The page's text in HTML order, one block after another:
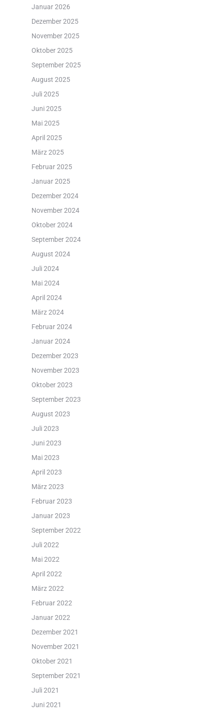
Januar 2026
Dezember 2025
November 2025
Oktober 2025
September 2025
August 2025
Juli 2025
Juni 2025
Mai 2025
April 2025
März 2025
Februar 2025
Januar 2025
Dezember 2024
November 2024
Oktober 2024
September 2024
August 2024
Juli 2024
Mai 2024
April 2024
März 2024
Februar 2024
Januar 2024
Dezember 2023
November 2023
Oktober 2023
September 2023
August 2023
Juli 2023
Juni 2023
Mai 2023
April 2023
März 2023
Februar 2023
Januar 2023
September 2022
Juli 2022
Mai 2022
April 2022
März 2022
Februar 2022
Januar 2022
Dezember 2021
November 2021
Oktober 2021
September 2021
Juli 2021
Juni 2021